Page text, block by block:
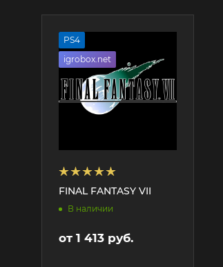
PS4
igrobox.net
FINAL FANTASY VII
В наличии
от 1 413 руб.